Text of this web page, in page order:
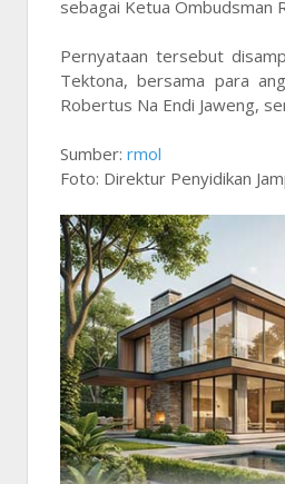
sebagai Ketua Ombudsman
Pernyataan tersebut
Tektona, bersama para
Robertus Na Endi Jaweng,
Sumber: rmol
Foto: Direktur Penyidikan